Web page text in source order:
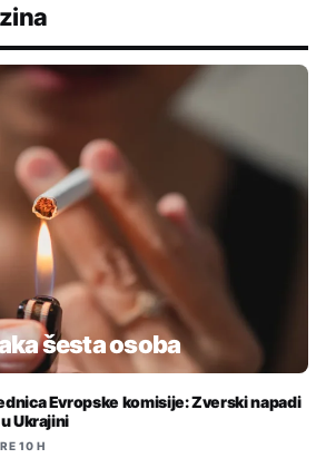
šesta osoba
Evropske komisije: Zverski napadi
Ukrajini
10 H